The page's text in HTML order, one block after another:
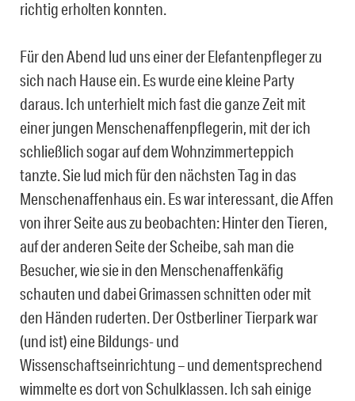
richtig erholten konnten.
Für den Abend lud uns einer der Elefantenpfleger zu
sich nach Hause ein. Es wurde eine kleine Party
daraus. Ich unterhielt mich fast die ganze Zeit mit
einer jungen Menschenaffenpflegerin, mit der ich
schließlich sogar auf dem Wohnzimmerteppich
tanzte. Sie lud mich für den nächsten Tag in das
Menschenaffenhaus ein. Es war interessant, die Affen
von ihrer Seite aus zu beobachten: Hinter den Tieren,
auf der anderen Seite der Scheibe, sah man die
Besucher, wie sie in den Menschenaffenkäfig
schauten und dabei Grimassen schnitten oder mit
den Händen ruderten. Der Ostberliner Tierpark war
(und ist) eine Bildungs- und
Wissenschaftseinrichtung – und dementsprechend
wimmelte es dort von Schulklassen. Ich sah einige